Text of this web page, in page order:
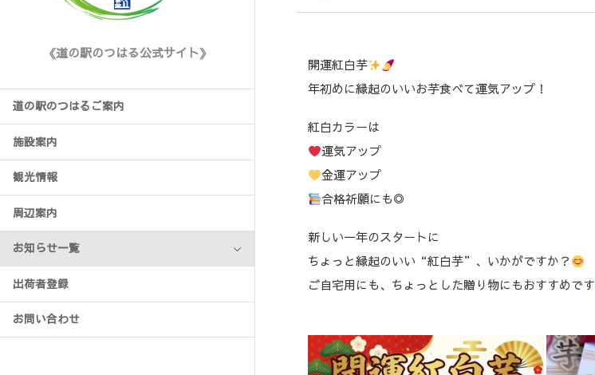
《道の駅のつはる公式サイト》
道の駅のつはるご案内
施設案内
観光情報
周辺案内
お知らせ一覧
出荷者登録
お問い合わせ
開運紅白芋
年初めに縁起のいいお芋食べて運気アップ！
紅白カラーは
運気アップ
金運アップ
合格祈願にも◎
新しい一年のスタートに
ちょっと縁起のいい“紅白芋”、いかがですか？
ご自宅用にも、ちょっとした贈り物にもおすすめです